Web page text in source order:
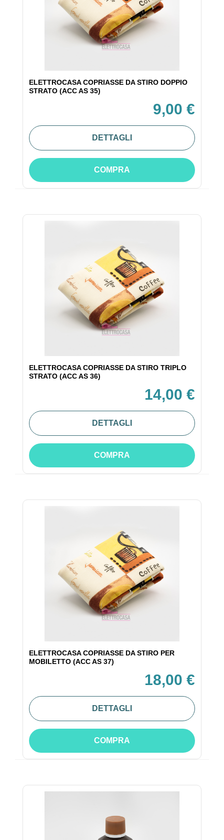
ELETTROCASA COPRIASSE DA STIRO DOPPIO
STRATO (ACC AS 35)
9,00 €
DETTAGLI
COMPRA
ELETTROCASA COPRIASSE DA STIRO TRIPLO
STRATO (ACC AS 36)
14,00 €
DETTAGLI
COMPRA
ELETTROCASA COPRIASSE DA STIRO PER
MOBILETTO (ACC AS 37)
18,00 €
DETTAGLI
COMPRA